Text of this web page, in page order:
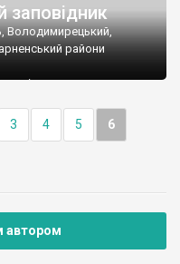
заповідник
Володимирецький,
райони
лісового господарства
обл., м. Сарни, урочище
3 4 5 6
автором